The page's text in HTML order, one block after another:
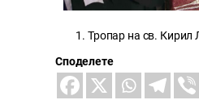
Тропар на св. Кирил
Споделете